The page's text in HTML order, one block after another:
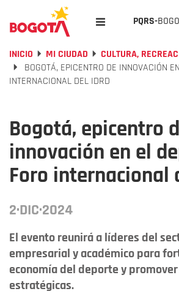
PQRS-
INICIO MI CIUDAD
CULTURA,
BOGOTÁ, EPICENTRO DE INNOVACIÓN
INTERNACIONAL DEL IDRD
Bogotá, epicentro
innovación en el
Foro internacional
2·DIC·2024
El evento reunirá a líderes del
empresarial y académico para
economía del deporte y
estratégicas.